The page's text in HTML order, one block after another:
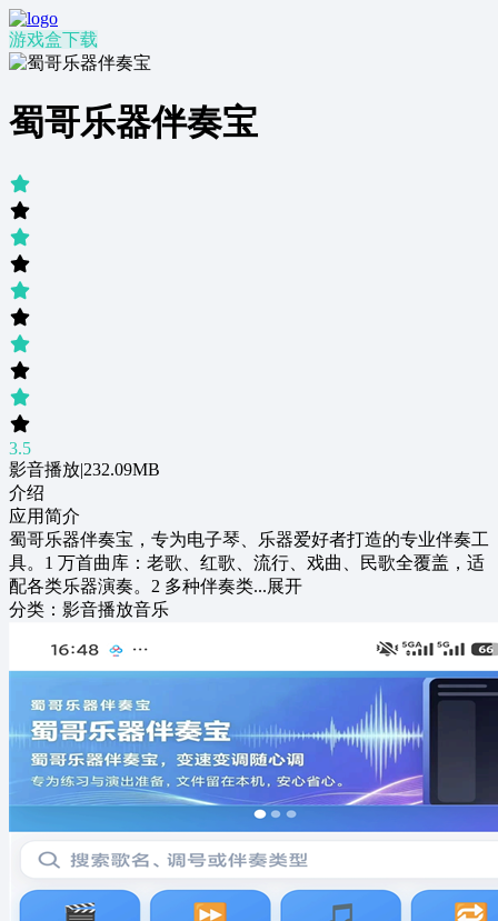
游戏盒下载
蜀哥乐器伴奏宝
3.5
影音播放|232.09MB
介绍
应用简介
蜀哥乐器伴奏宝，专为电子琴、乐器爱好者打造的专业伴奏工
具。1 万首曲库：老歌、红歌、流行、戏曲、民歌全覆盖，适
配各类乐器演奏。2 多种伴奏类...展开
分类： 影音播放音乐